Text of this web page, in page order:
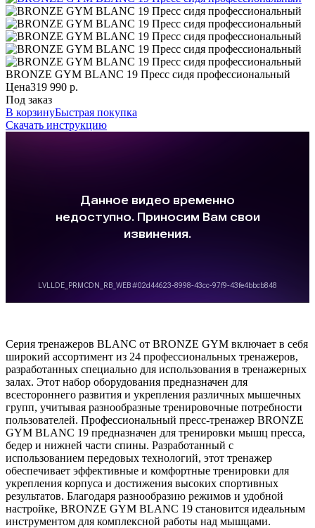
BRONZE GYM BLANC 19 Пресс сидя профессиональный
Цена319 990 р.
Под заказ
В корзинуБыстрая покупка
Скачать инструкцию
Серия тренажеров BLANC от BRONZE GYM включает в себя
широкий ассортимент из 24 профессиональных тренажеров,
разработанных специально для использования в тренажерных
залах. Этот набор оборудования предназначен для
всестороннего развития и укрепления различных мышечных
групп, учитывая разнообразные тренировочные потребности
пользователей. Профессиональный пресс-тренажер BRONZE
GYM BLANC 19 предназначен для тренировки мышц пресса,
бедер и нижней части спины. Разработанный с
использованием передовых технологий, этот тренажер
обеспечивает эффективные и комфортные тренировки для
укрепления корпуса и достижения высоких спортивных
результатов. Благодаря разнообразию режимов и удобной
настройке, BRONZE GYM BLANC 19 становится идеальным
инструментом для комплексной работы над мышцами.